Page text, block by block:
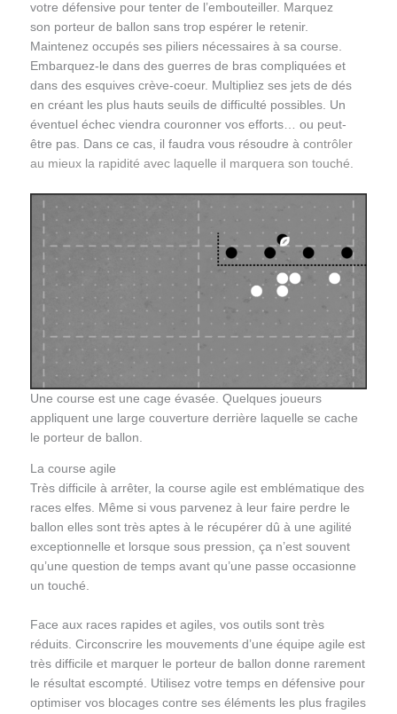
votre défensive pour tenter de l’embouteiller. Marquez
son porteur de ballon sans trop espérer le retenir.
Maintenez occupés ses piliers nécessaires à sa course.
Embarquez-le dans des guerres de bras compliquées et
dans des esquives crève-coeur. Multipliez ses jets de dés
en créant les plus hauts seuils de difficulté possibles. Un
éventuel échec viendra couronner vos efforts… ou peut-
être pas. Dans ce cas, il faudra vous résoudre à contrôler
au mieux la rapidité avec laquelle il marquera son touché.
Une course est une cage évasée. Quelques joueurs
appliquent une large couverture derrière laquelle se cache
le porteur de ballon.
La course agile
Très difficile à arrêter, la course agile est emblématique des
races elfes. Même si vous parvenez à leur faire perdre le
ballon elles sont très aptes à le récupérer dû à une agilité
exceptionnelle et lorsque sous pression, ça n’est souvent
qu’une question de temps avant qu’une passe occasionne
un touché.
Face aux races rapides et agiles, vos outils sont très
réduits. Circonscrire les mouvements d’une équipe agile est
très difficile et marquer le porteur de ballon donne rarement
le résultat escompté. Utilisez votre temps en défensive pour
optimiser vos blocages contre ses éléments les plus fragiles